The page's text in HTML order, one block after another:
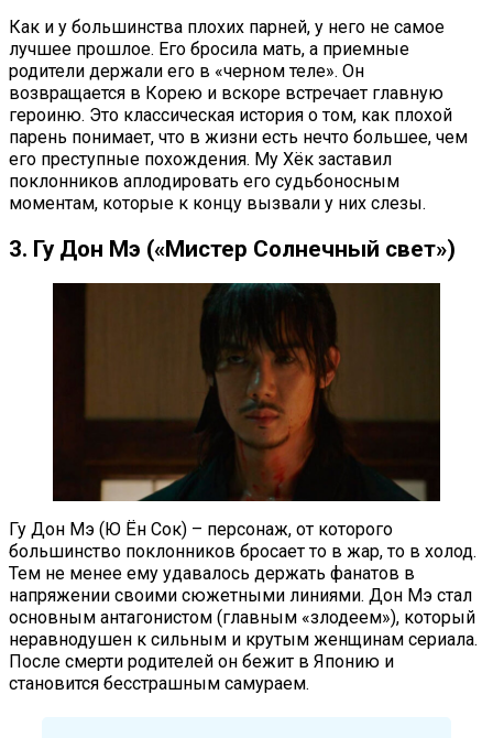
Как и у большинства плохих парней, у него не самое
лучшее прошлое. Его бросила мать, а приемные
родители держали его в «черном теле». Он
возвращается в Корею и вскоре встречает главную
героиню. Это классическая история о том, как плохой
парень понимает, что в жизни есть нечто большее, чем
его преступные похождения. Му Хёк заставил
поклонников аплодировать его судьбоносным
моментам, которые к концу вызвали у них слезы.
3. Гу Дон Мэ («Мистер Солнечный свет»)
Гу Дон Мэ (Ю Ён Сок) – персонаж, от которого
большинство поклонников бросает то в жар, то в холод.
Тем не менее ему удавалось держать фанатов в
напряжении своими сюжетными линиями. Дон Мэ стал
основным антагонистом (главным «злодеем»), который
неравнодушен к сильным и крутым женщинам сериала.
После смерти родителей он бежит в Японию и
становится бесстрашным самураем.